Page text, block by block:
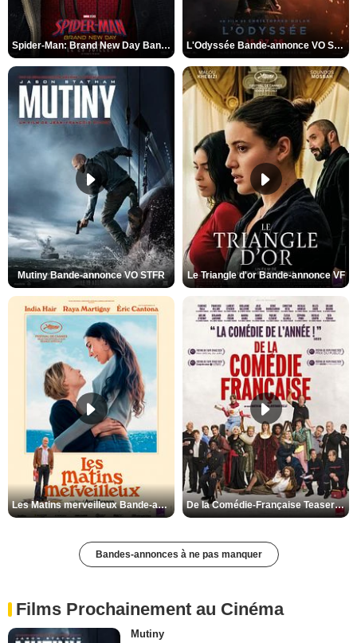
Spider-Man: Brand New Day Bande-annonce VO STFR L'Odyssée Bande-annonce VO STFR
Mutiny Bande-annonce VO STFR Le Triangle d'or Bande-annonce VF
Les Matins merveilleux Bande-annonce VF De la Comédie-Française Teaser VF
Bandes-annonces à ne pas manquer
Films Prochainement au Cinéma
Mutiny